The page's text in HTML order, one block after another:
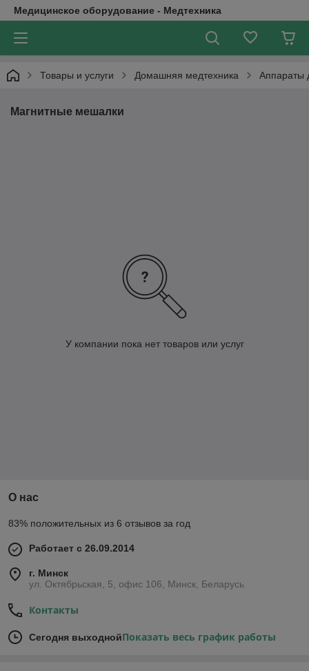
Медицинское оборудование - Медтехника
Товары и услуги Домашняя медтехника Аппараты
Магнитные мешалки
У компании пока нет товаров или услуг
О нас
83% положительных из 6 отзывов за год
Работает с 26.09.2014
г. Минск
ул. Октябрьская, 5, офис 106, Минск, Беларусь
Контакты
Сегодня выходнойПоказать весь график работы